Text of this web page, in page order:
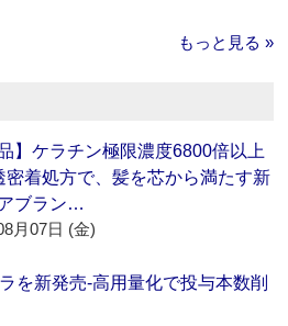
もっと見る »
品】ケラチン極限濃度6800倍以上
密着処方で、髪を芯から満たす新
ブラン…
月07日 (金)
を新発売‐高用量化で投与本数削